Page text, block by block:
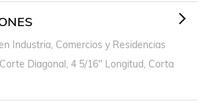
Industria, Comercios y Residencias
Corte Diagonal, 4 5/16" Longitud, Corta